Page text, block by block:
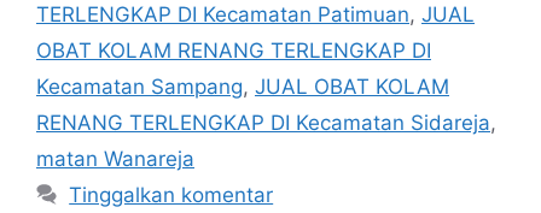
TERLENGKAP DI Kecamatan Patimuan, JUAL
OBAT KOLAM RENANG TERLENGKAP DI
Kecamatan Sampang, JUAL OBAT KOLAM
RENANG TERLENGKAP DI Kecamatan Sidareja,
matan Wanareja
Tinggalkan komentar